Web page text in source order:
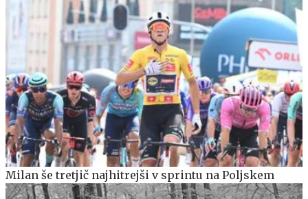
Milan še tretjič najhitrejši v sprintu na Poljskem